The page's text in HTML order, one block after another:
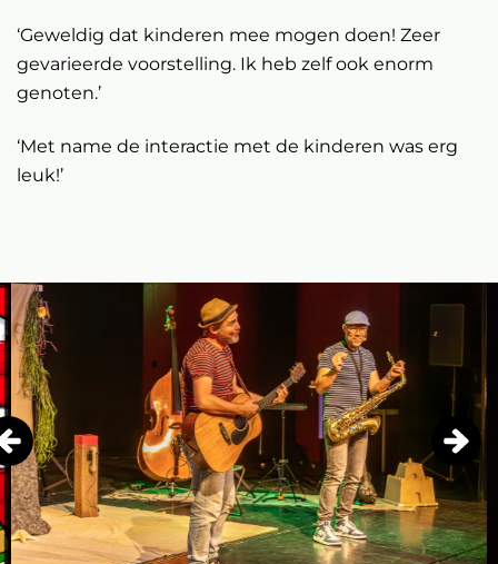
‘Geweldig dat kinderen mee mogen doen! Zeer
gevarieerde voorstelling. Ik heb zelf ook enorm
genoten.’
‘Met name de interactie met de kinderen was erg
leuk!’
Overslaan